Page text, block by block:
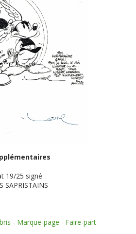
19/25 signé
SAPRISTAINS
- Marque-page - Faire-part